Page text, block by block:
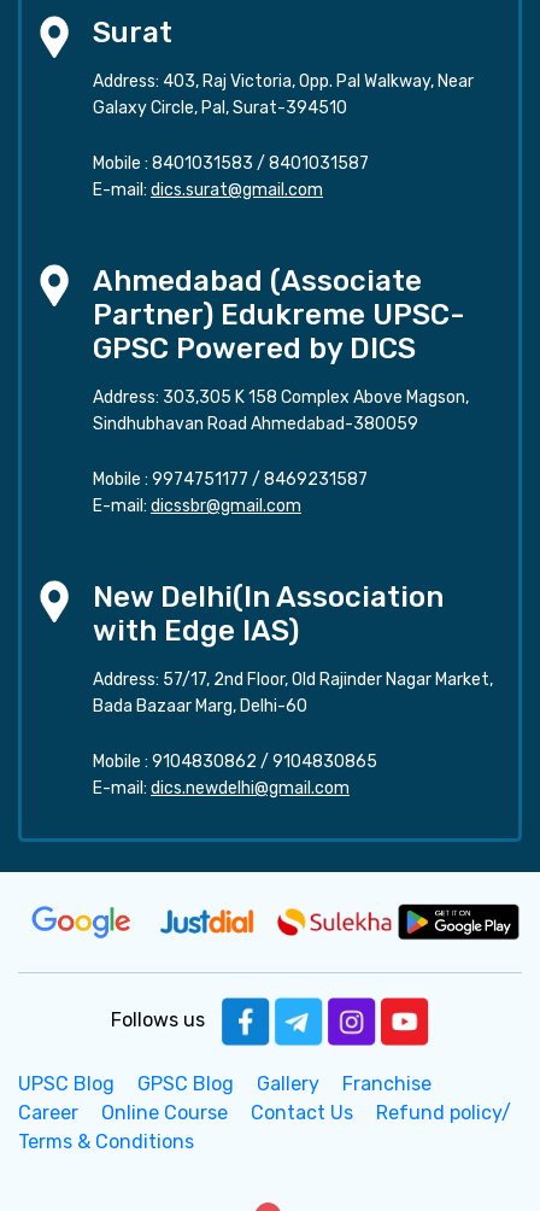
Surat
Address: 403, Raj Victoria, Opp. Pal Walkway, Near
Galaxy Circle, Pal, Surat-394510
Mobile : 8401031583 / 8401031587
E-mail: dics.surat@gmail.com
Ahmedabad (Associate
Partner) Edukreme UPSC-
GPSC Powered by DICS
Address: 303,305 K 158 Complex Above Magson,
Sindhubhavan Road Ahmedabad-380059
Mobile : 9974751177 / 8469231587
E-mail: dicssbr@gmail.com
New Delhi(In Association
with Edge IAS)
Address: 57/17, 2nd Floor, Old Rajinder Nagar Market,
Bada Bazaar Marg, Delhi-60
Mobile : 9104830862 / 9104830865
E-mail: dics.newdelhi@gmail.com
Follows us
UPSC Blog GPSC Blog Gallery
Franchise
Career
Online Course Contact Us
Refund policy/
Terms & Conditions